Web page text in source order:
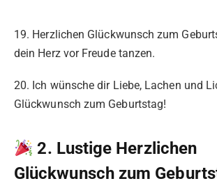
19. Herzlichen Glückwunsch zum
dein Herz vor Freude tanzen.
20. Ich wünsche dir Liebe, Lachen und
Glückwunsch zum Geburtstag!
2. Lustige Herzlichen
Glückwunsch zum